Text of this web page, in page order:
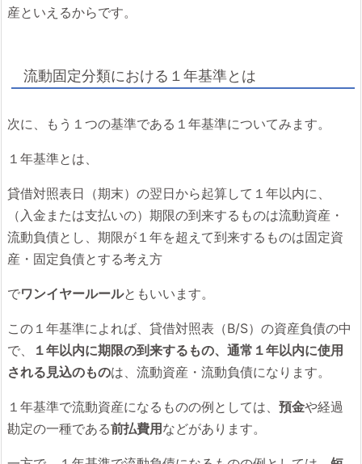
産といえるからです。
流動固定分類における１年基準とは
次に、もう１つの基準である１年基準についてみます。
１年基準とは、
貸借対照表日（期末）の翌日から起算して１年以内に、
（入金または支払いの）期限の到来するものは流動資産・
流動負債とし、期限が１年を超えて到来するものは固定資
産・固定負債とする考え方
でワンイヤールールともいいます。
この１年基準によれば、貸借対照表（B/S）の資産負債の中
で、
１年以内に期限の到来するもの、通常１年以内に使用
される見込のものは、流動資産・流動負債になります。
１年基準で流動資産になるものの例としては、 預金や経過
勘定の一種である前払費用 などがあります。